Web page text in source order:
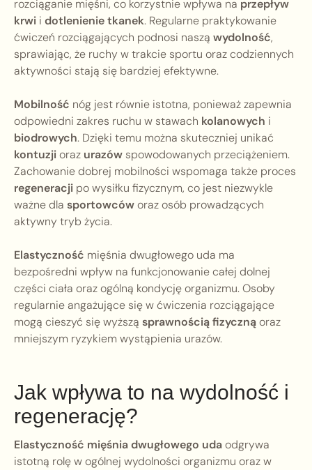
rozciąganie mięśni, co korzystnie wpływa na przepływ
krwi i dotlenienie tkanek. Regularne praktykowanie
ćwiczeń rozciągających podnosi naszą wydolność,
sprawiając, że ruchy w trakcie sportu oraz codziennych
aktywności stają się bardziej efektywne.
Mobilność nóg jest równie istotna, ponieważ zapewnia
odpowiedni zakres ruchu w stawach kolanowych i
biodrowych. Dzięki temu można skuteczniej unikać
kontuzjioraz urazów spowodowanych przeciążeniem.
Zachowanie dobrej mobilności wspomaga także proces
regeneracji po wysiłku fizycznym, co jest niezwykle
ważne dla sportowcóworaz osób prowadzących
aktywny tryb życia.
Elastyczność mięśnia dwugłowego uda ma
bezpośredni wpływ na funkcjonowanie całej dolnej
części ciała oraz ogólną kondycję organizmu. Osoby
regularnie angażujące się w ćwiczenia rozciągające
mogą cieszyć się wyższą sprawnością fizycznąoraz
mniejszym ryzykiem wystąpienia urazów.
Jak wpływa to na wydolność i
regenerację?
Elastyczność mięśnia dwugłowego udaodgrywa
istotną rolę w ogólnej wydolności organizmu oraz w